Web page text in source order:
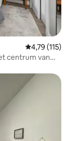
Gemiddelde
4,79 (115)
centrum van